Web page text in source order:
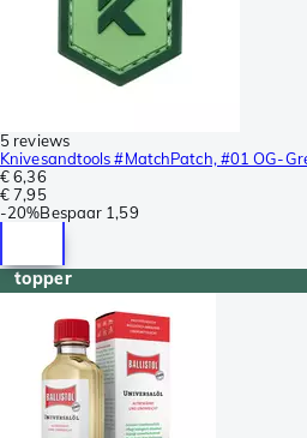
5 reviews
Knivesandtools #MatchPatch, #01 OG-
€ 6,36
€ 7,95
-20%Bespaar 1,59
topper